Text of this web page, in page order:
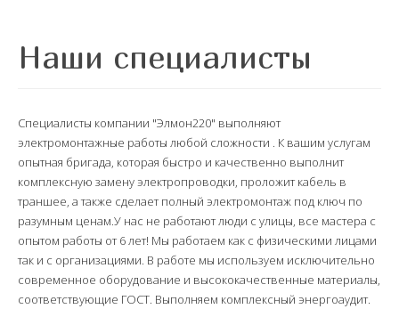
Наши специалисты
Специалисты компании "Элмон220" выполняют
электромонтажные работы любой сложности . К вашим услугам
опытная бригада, которая быстро и качественно выполнит
комплексную замену электропроводки, проложит кабель в
траншее, а также сделает полный электромонтаж под ключ по
разумным ценам.У нас не работают люди с улицы, все мастера с
опытом работы от 6 лет! Мы работаем как с физическими лицами
так и с организациями. В работе мы используем исключительно
современное оборудование и высококачественные материалы,
соответствующие ГОСТ. Выполняем комплексный энергоаудит.